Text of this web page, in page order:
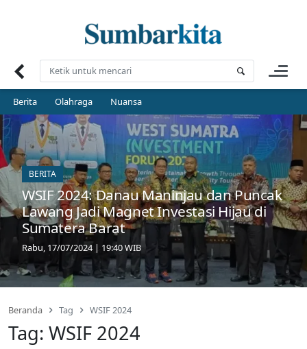
Berita Olahraga Nuansa
BERITA
WSIF 2024: Danau Maninjau dan Puncak
Lawang Jadi Magnet Investasi Hijau di
Sumatera Barat
Rabu, 17/07/2024 | 19:40 WIB
Beranda Tag WSIF 2024
Tag: WSIF 2024